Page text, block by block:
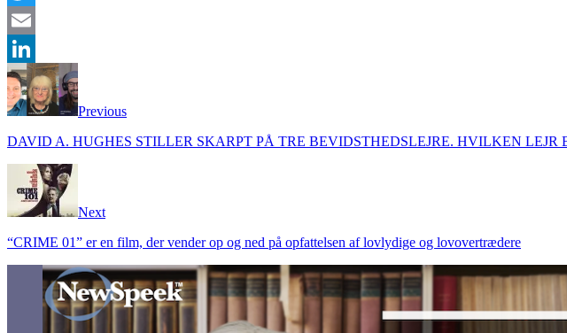
Twitter
Email
LinkedIn
Previous
DAVID A. HUGHES STILLER SKARPT PÅ TRE BEVIDSTHEDSLEJRE. HVILKEN LEJR
Next
“CRIME 01” er en film, der vender op og ned på opfattelsen af lovlydige og lovovertrædere